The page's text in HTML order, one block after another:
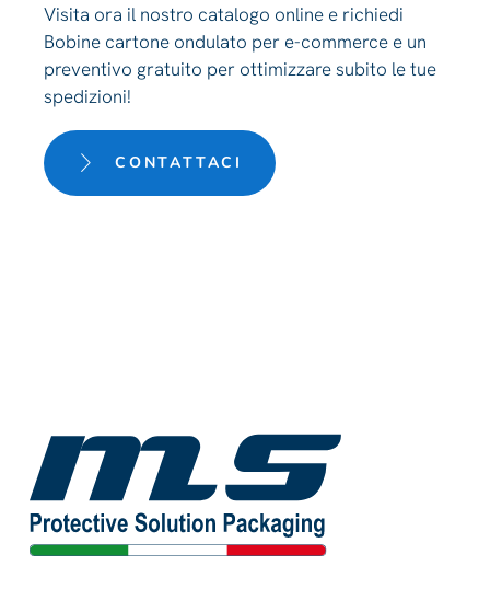
Visita ora il nostro catalogo online e richiedi
Bobine cartone ondulato per e-commerce e un
preventivo gratuito per ottimizzare subito le tue
spedizioni!
CONTATTACI